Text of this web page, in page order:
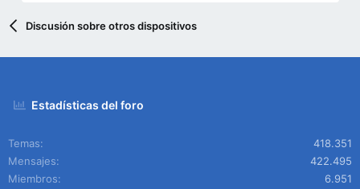
Discusión sobre otros dispositivos
Estadísticas del foro
Temas
418.351
Mensajes
422.495
Miembros
6.951